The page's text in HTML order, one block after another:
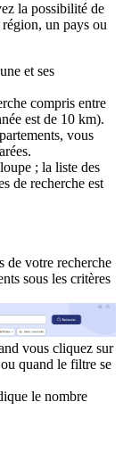
la possibilité de
un pays ou
et ses
compris entre
est de 10 km).
vous
; la liste des
de recherche est
de votre recherche
sous les critères
vous cliquez sur
quand le filtre se
le nombre